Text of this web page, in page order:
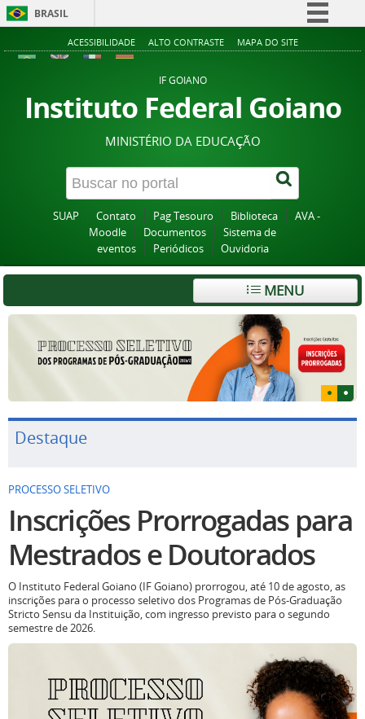
BRASIL
Simplifique!
Acesso à informação
Legislação
Canais
ACESSIBILIDADE ALTO CONTRASTE MAPA DO SITE
IF GOIANO
Instituto Federal Goiano
MINISTÉRIO DA EDUCAÇÃO
SUAP Contato Pag Tesouro Biblioteca
AVA -
Moodle
Documentos
Sistema de
eventos
Periódicos Ouvidoria
MENU
Destaque
PROCESSO SELETIVO
Inscrições Prorrogadas para
Mestrados e Doutorados
O Instituto Federal Goiano (IF Goiano) prorrogou, até 10 de agosto, as
inscrições para o processo seletivo dos Programas de Pós-Graduação
Stricto Sensu da Instituição, com ingresso previsto para o segundo
semestre de 2026.